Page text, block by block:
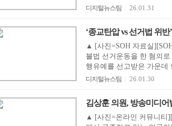
디지털뉴스팀 26.01.31
‘종교탄압 vs 선거법 위
▲ [사진=SOH 자료실
불법 선거운동을 한 혐의
행유예를 선고받은 가운데
디지털뉴스팀 26.01.30
김상훈 의원, 방송미디어
▲ [사진=온라인 커뮤니티